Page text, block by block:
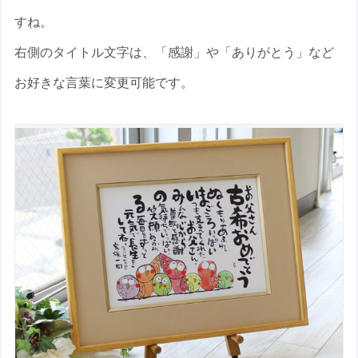
すね。
右側のタイトル文字は、「感謝」や「ありがとう」など
お好きな言葉に変更可能です。